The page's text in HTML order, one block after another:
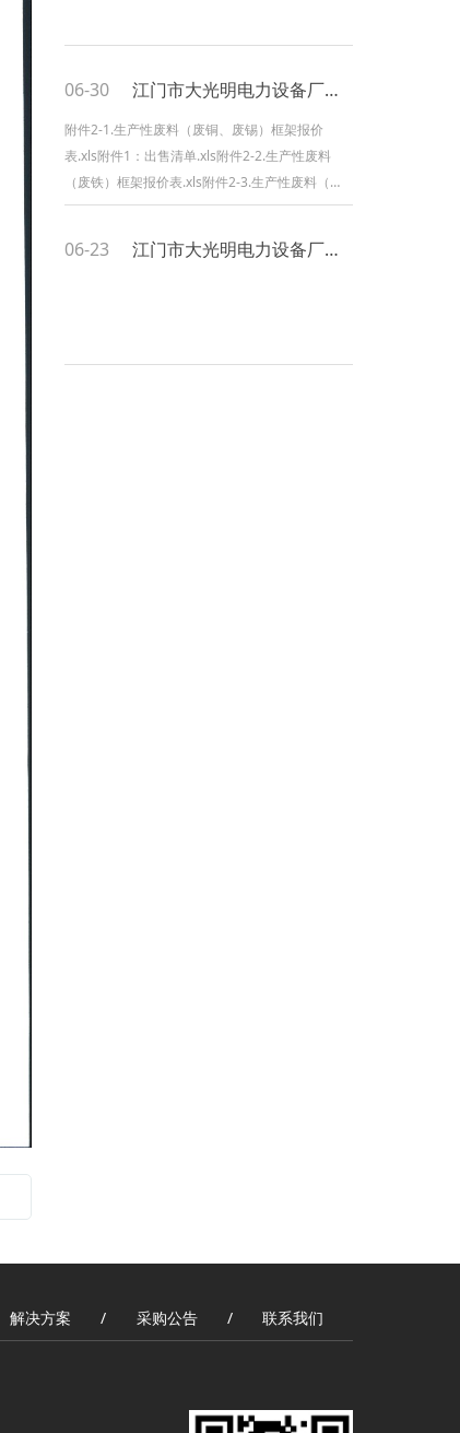
06-30 江门市大光明电力设备厂有限公司2026年生产性废料出售询价公告
附件2-1.生产性废料（废铜、废锡）框架报价
表.xls附件1：出售清单.xls附件2-2.生产性废料
（废铁）框架报价表.xls附件2-3.生产性废料（废
塑料及废纸等）报价表.xls附件3：废品回收协
06-23 江门市大光明电力设备厂有限公司2026-2027年度财产保险采购询价结果公示
解决方案 / 采购公告 / 联系我们